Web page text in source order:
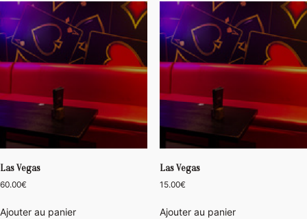
Las Vegas
60.00€
Ajouter au panier
Las Vegas
15.00€
Ajouter au panier